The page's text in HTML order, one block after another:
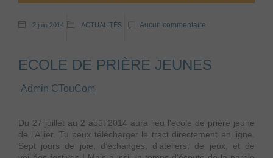
2 juin 2014 ACTUALITÉS Aucun commentaire
ECOLE DE PRIÈRE JEUNES
Admin CTouCom
Du 27 juillet au 2 août 2014 aura lieu l'école de prière jeune
de l’Allier. Tu peux télécharger le tract directement en ligne.
Sept jours de joie, d’échanges, d’ateliers, de jeux, et de